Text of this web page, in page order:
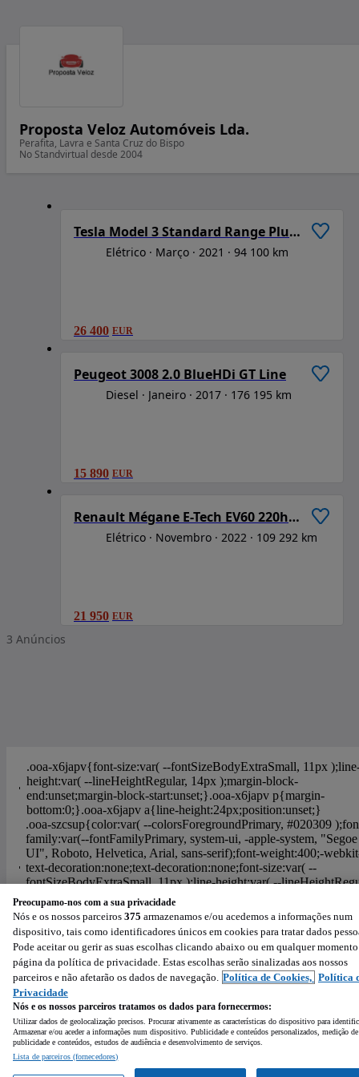
Proposta Veloz Automóveis Lda.
Perafita, Lavra e Santa Cruz do Bispo
No Standvirtual desde 2004
Tesla Model 3 Standard Range Plus RWD
Elétrico Março 2021 94 100 km
26 400 EUR
Peugeot 3008 2.0 BlueHDi GT Line
Diesel Janeiro 2017 176 195 km
15 890 EUR
Renault Mégane E-Tech EV60 220hp optimum charge Equilibre
Elétrico Novembro 2022 109 292 km
21 950 EUR
3 Anúncios
Ajuda Política de Cookies
Configurações de privacidade
Condições de Utilização
Política de Privacidade
Powered by:
Preocupamo-nos com a sua privacidade
Nós e os nossos parceiros 375 armazenamos e/ou acedemos a informações num
dispositivo, tais como identificadores únicos em cookies para tratar dados
Pode aceitar ou gerir as suas escolhas clicando abaixo ou em qualquer
página da política de privacidade. Estas escolhas serão sinalizadas aos nossos
parceiros e não afetarão os dados de navegação. Política de Cookies, Política
Privacidade
Nós e os nossos parceiros tratamos os dados para fornecermos:
Utilizar dados de geolocalização precisos. Procurar ativamente as características do dispositivo para
Armazenar e/ou aceder a informações num dispositivo. Publicidade e conteúdos personalizados, medição de
publicidade e conteúdos, estudos de audiência e desenvolvimento de serviços.
Lista de parceiros (fornecedores)